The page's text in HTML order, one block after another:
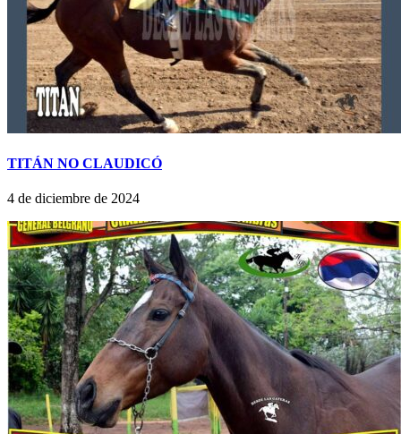
TITÁN NO CLAUDICÓ
4 de diciembre de 2024